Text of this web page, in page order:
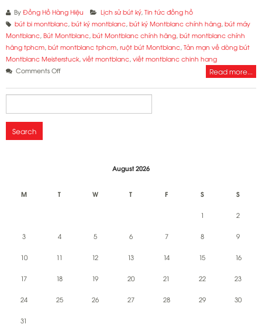
By Đồng Hồ Hàng Hiệu Lịch sử bút ký, Tin tức đồng hồ
bút bi montblanc, bút ký montblanc, bút ký Montblanc chính hãng, bút máy
Montblanc, Bút Montblanc, bút Montblanc chính hãng, bút montblanc chính
hãng tphcm, bút montblanc tphcm, ruột bút Montblanc, Tản mạn về dòng bút
Montblanc Meisterstuck, viết montblanc, viết montblanc chinh hang
Comments Offon
mạn
Read more...
August 2026
M T W T F S S
1 2
3 4 5 6 7 8 9
10 11 12 13 14 15 16
17 18 19 20 21 22 23
24 25 26 27 28 29 30
31